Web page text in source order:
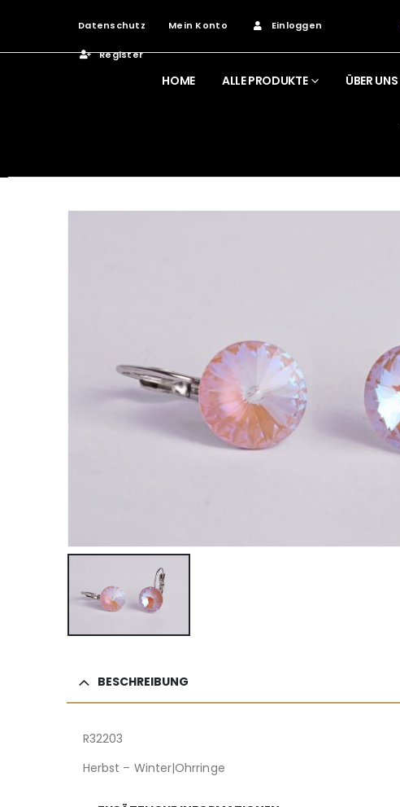
Datenschutz Mein Konto Einloggen
Register
HOME ALLE PRODUKTE ÜBER UNS
BESCHREIBUNG
R32203
Herbst – Winter|Ohrringe